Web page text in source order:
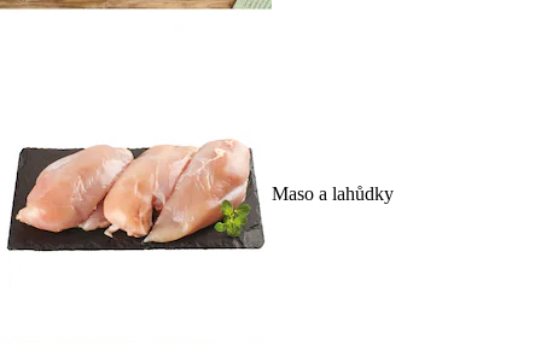
Maso a lahůdky